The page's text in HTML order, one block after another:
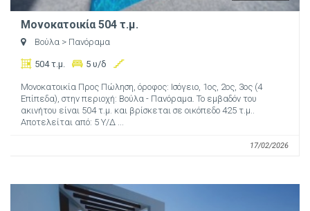
Μονοκατοικία 504 τ.μ.
Βούλα > Πανόραμα
504 τ.μ. 5 υ/δ
Μονοκατοικία Προς Πώληση, όροφος: Ισόγειο, 1ος, 2ος, 3ος (4
Επίπεδα), στην περιοχή: Βούλα - Πανόραμα. Το εμβαδόν του
ακινήτου είναι 504 τ.μ. και βρίσκεται σε οικόπεδο 425 τ.μ..
Αποτελείται από: 5 Υ/Δ ...
17/02/2026